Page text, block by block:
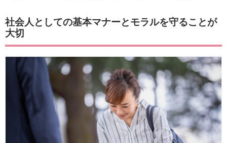
社会人としての基本マナーとモラルを守ることが
大切